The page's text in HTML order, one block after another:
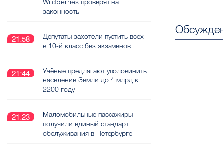
Wildberries проверят на
законность
21:58
Депутаты захотели пустить всех
в 10-й класс без экзаменов
21:44
Учёные предлагают уполовинить
население Земли до 4 млрд к
2200 году
21:23
Маломобильные пассажиры
получили единый стандарт
обслуживания в Петербурге